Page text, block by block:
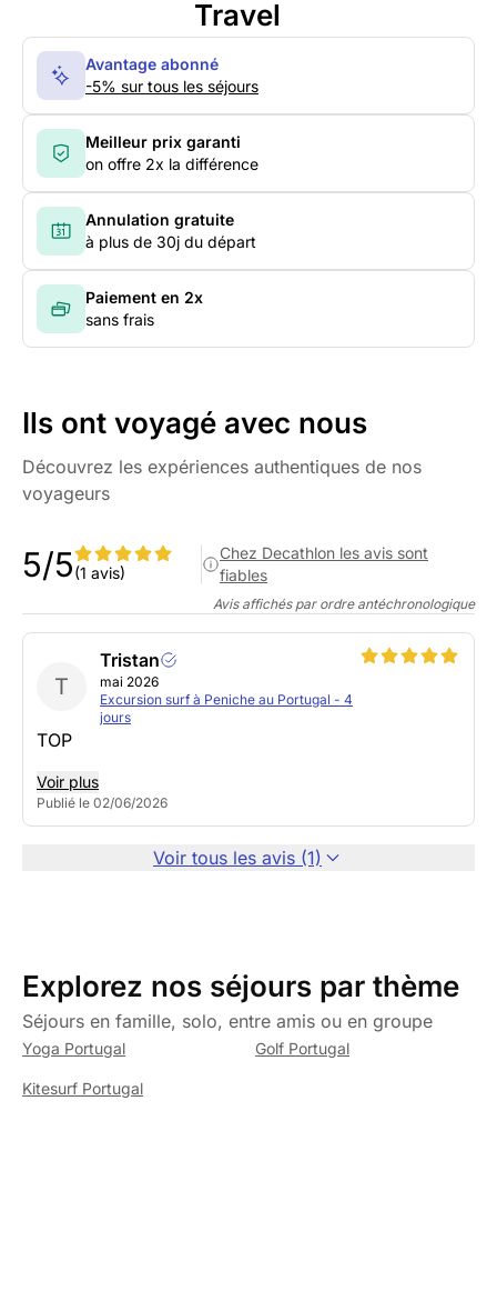
Travel
Avantage abonné
-5% sur tous les séjours
Meilleur prix garanti
on offre 2x la différence
Annulation gratuite
à plus de 30j du départ
Paiement en 2x
sans frais
Ils ont voyagé avec nous
Découvrez les expériences authentiques de nos
voyageurs
5/5(1 avis)
Chez Decathlon les avis sont
fiables
Avis affichés par ordre antéchronologique
T
Tristan
mai 2026
Excursion surf à Peniche au Portugal - 4
jours
TOP
Voir plus
Publié le 02/06/2026
Voir tous les avis (1)
Explorez nos séjours par thème
Séjours en famille, solo, entre amis ou en groupe
Yoga Portugal Golf Portugal
Kitesurf Portugal